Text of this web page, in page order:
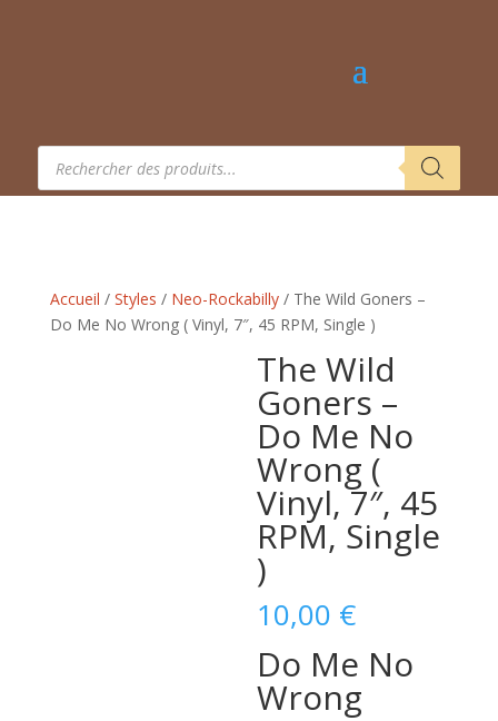
Recherche
produits
Accueil / Styles / Neo-Rockabilly/ The Wild Goners –
Do Me No Wrong ( Vinyl, 7″, 45 RPM, Single )
The Wild
Goners –
Do Me No
Wrong (
Vinyl, 7″, 45
RPM, Single
)
10,00 €
Do Me No
Wrong